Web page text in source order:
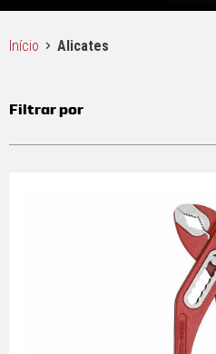
Início Alicates
Filtrar por